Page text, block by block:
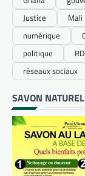
Justice
Mali
numérique
politique
réseaux sociaux
SAVON